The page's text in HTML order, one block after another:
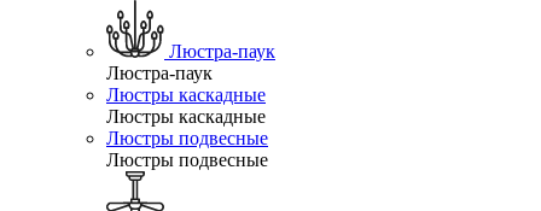
Люстра-паук
Люстра-паук
Люстры каскадные
Люстры каскадные
Люстры подвесные
Люстры подвесные